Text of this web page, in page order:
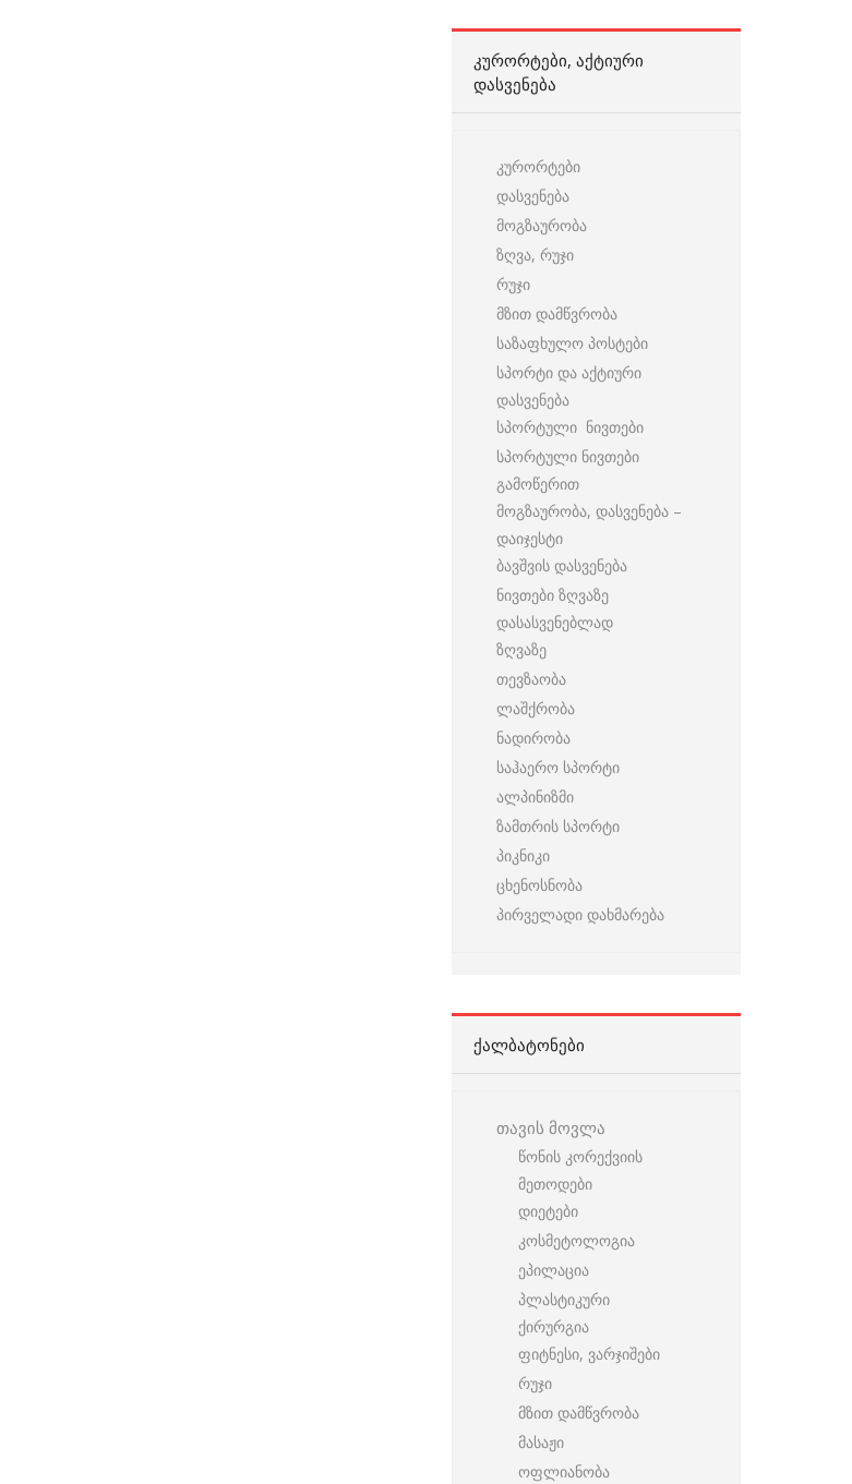
ᲙᲣᲠᲝᲠᲢᲔᲑᲘ, ᲐᲥᲢᲘᲣᲠᲘ
ᲓᲐᲡᲕᲔᲜᲔᲑᲐ
კურორტები
დასვენება
მოგზაურობა
ზღვა, რუჯი
რუჯი
მზით დამწვრობა
საზაფხულო პოსტები
სპორტი და აქტიური
დასვენება
სპორტული ნივთები
სპორტული ნივთები
გამოწერით
მოგზაურობა, დასვენება –
დაიჯესტი
ბავშვის დასვენება
ნივთები ზღვაზე
დასასვენებლად
ზღვაზე
თევზაობა
ლაშქრობა
ნადირობა
საჰაერო სპორტი
ალპინიზმი
ზამთრის სპორტი
პიკნიკი
ცხენოსნობა
პირველადი დახმარება
ᲥᲐᲚᲑᲐᲢᲝᲜᲔᲑᲘ
თავის მოვლა
წონის კორექვიის
მეთოდები
დიეტები
კოსმეტოლოგია
ეპილაცია
პლასტიკური
ქირურგია
ფიტნესი, ვარჯიშები
რუჯი
მზით დამწვრობა
მასაჟი
ოფლიანობა